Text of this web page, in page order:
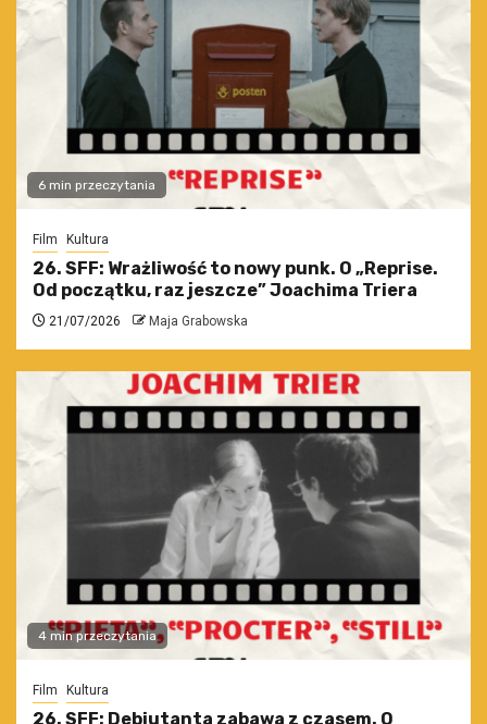
6 min przeczytania
Film Kultura
26. SFF: Wrażliwość to nowy punk. O „Reprise.
Od początku, raz jeszcze” Joachima Triera
21/07/2026 Maja Grabowska
4 min przeczytania
Film Kultura
26. SFF: Debiutanta zabawa z czasem. O